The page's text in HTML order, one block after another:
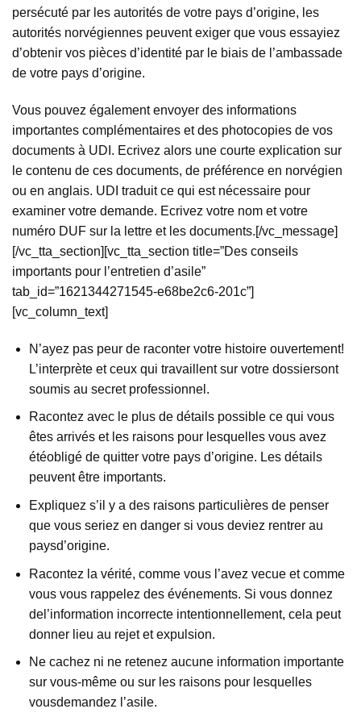
persécuté par les autorités de votre pays d’origine, les
autorités norvégiennes peuvent exiger que vous essayiez
d’obtenir vos pièces d’identité par le biais de l’ambassade
de votre pays d’origine.
Vous pouvez également envoyer des informations
importantes complémentaires et des photocopies de vos
documents à UDI. Ecrivez alors une courte explication sur
le contenu de ces documents, de préférence en norvégien
ou en anglais. UDI traduit ce qui est nécessaire pour
examiner votre demande. Ecrivez votre nom et votre
numéro DUF sur la lettre et les documents.[/vc_message]
[/vc_tta_section][vc_tta_section title=”Des conseils
importants pour l’entretien d’asile”
tab_id=”1621344271545-e68be2c6-201c”]
[vc_column_text]
N’ayez pas peur de raconter votre histoire ouvertement!
L’interprète et ceux qui travaillent sur votre dossiersont
soumis au secret professionnel.
Racontez avec le plus de détails possible ce qui vous
êtes arrivés et les raisons pour lesquelles vous avez
étéobligé de quitter votre pays d’origine. Les détails
peuvent être importants.
Expliquez s’il y a des raisons particulières de penser
que vous seriez en danger si vous deviez rentrer au
paysd’origine.
Racontez la vérité, comme vous l’avez vecue et comme
vous vous rappelez des événements. Si vous donnez
del’information incorrecte intentionnellement, cela peut
donner lieu au rejet et expulsion.
Ne cachez ni ne retenez aucune information importante
sur vous-même ou sur les raisons pour lesquelles
vousdemandez l’asile.